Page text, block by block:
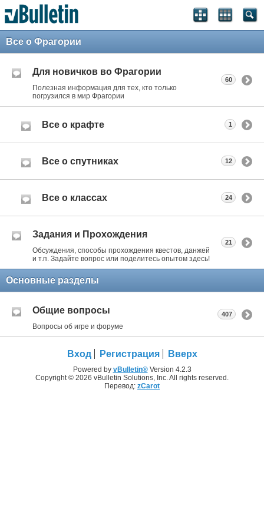
Все о Фрагории
Для новичков во Фрагории
Полезная информация для тех, кто только
погрузился в мир Фрагории
60
Все о крафте 1
Все о спутниках 12
Все о классах 24
Задания и Прохождения
Обсуждения, способы прохождения квестов, данжей
и т.п. Задайте вопрос или поделитесь опытом здесь!
21
Основные разделы
Общие вопросы
Вопросы об игре и форуме
407
Вход Регистрация Вверх
Powered by vBulletin®Version 4.2.3
Copyright © 2026 vBulletin Solutions, Inc. All rights reserved.
Перевод: zCarot